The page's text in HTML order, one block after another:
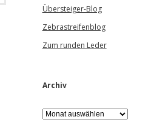
Übersteiger-Blog
Zebrastreifenblog
Zum runden Leder
Archiv
A
r